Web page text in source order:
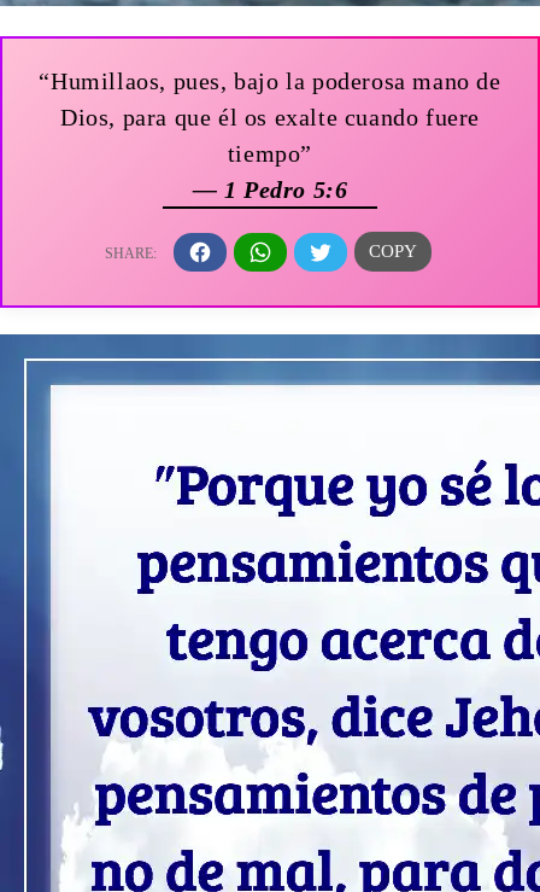
“Humillaos, pues, bajo la poderosa mano de
Dios, para que él os exalte cuando fuere
tiempo”
— 1 Pedro 5:6